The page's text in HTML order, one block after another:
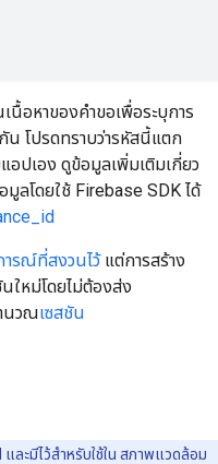
เนื้อหาของคําขอเพื่อระบุการ
โปรดทราบว่ารหัสนี้แตก
อปเอง ดูข้อมูลเพิ่มเติมเกี่ยว
มูลโดยใช้ Firebase SDK ได้
ารณ์ที่สงวนไว้แต่การสร้าง
ใหม่โดยไม่ต้องส่ง
นวณเซสชัน
และมีไว้สําหรับใช้ใน สภาพแวดล้อม